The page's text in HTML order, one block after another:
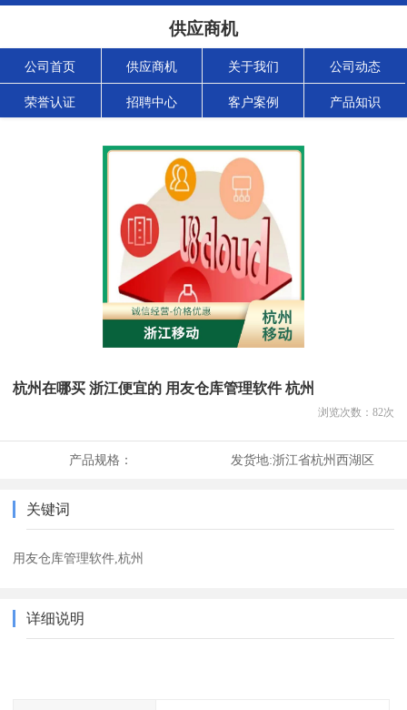
供应商机
公司首页 供应商机 关于我们 公司动态
荣誉认证 招聘中心 客户案例 产品知识
杭州在哪买 浙江便宜的 用友仓库管理软件 杭州
浏览次数： 82次
产品规格： 发货地:浙江省杭州西湖区
关键词
用友仓库管理软件,杭州
详细说明